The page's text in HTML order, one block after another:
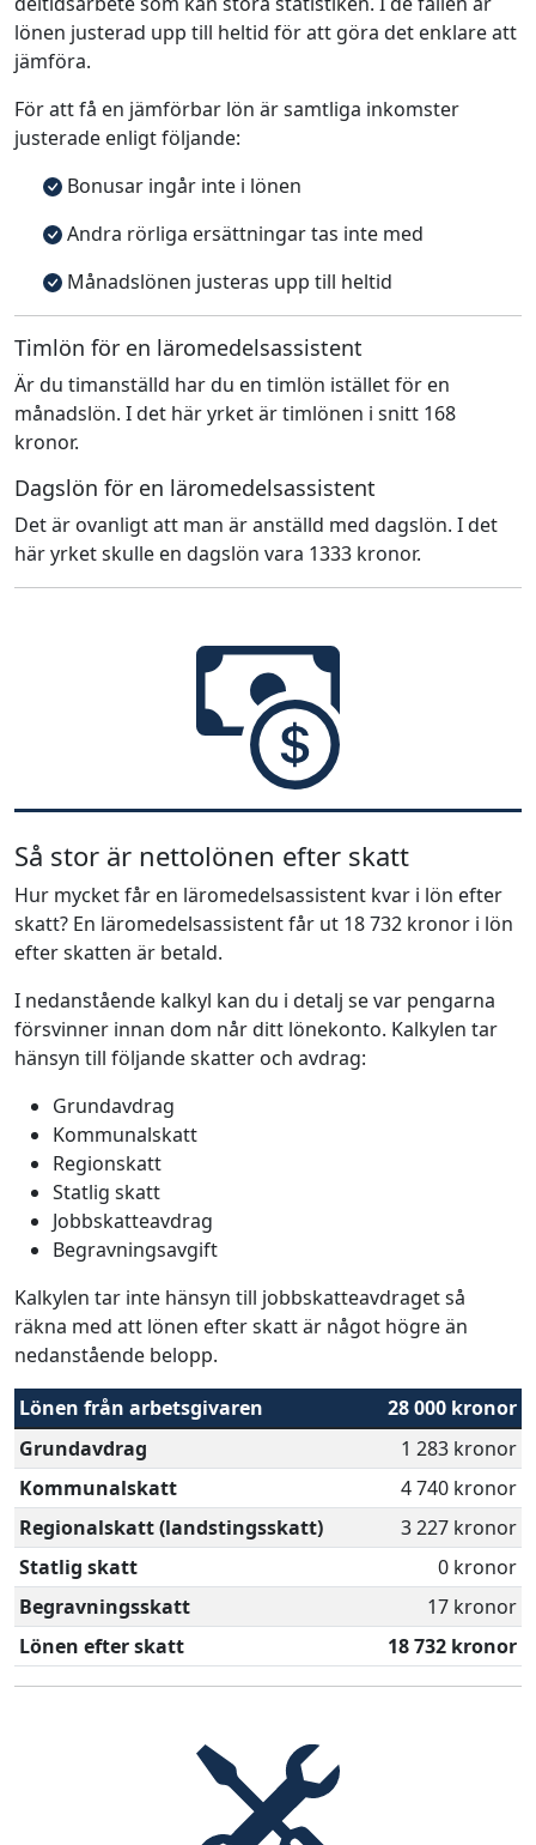
lönen justerad upp till heltid för att göra det enklare att
jämföra.
För att få en jämförbar lön är samtliga inkomster
justerade enligt följande:
Bonusar ingår inte i lönen
Andra rörliga ersättningar tas inte med
Månadslönen justeras upp till heltid
Timlön för en läromedelsassistent
Är du timanställd har du en timlön istället för en
månadslön. I det här yrket är timlönen i snitt 168
kronor.
Dagslön för en läromedelsassistent
Det är ovanligt att man är anställd med dagslön. I det
här yrket skulle en dagslön vara 1333 kronor.
Så stor är nettolönen efter skatt
Hur mycket får en läromedelsassistent kvar i lön efter
skatt? En läromedelsassistent får ut 18 732 kronor i lön
efter skatten är betald.
I nedanstående kalkyl kan du i detalj se var pengarna
försvinner innan dom når ditt lönekonto. Kalkylen tar
hänsyn till följande skatter och avdrag:
Grundavdrag
Kommunalskatt
Regionskatt
Statlig skatt
Jobbskatteavdrag
Begravningsavgift
Kalkylen tar inte hänsyn till jobbskatteavdraget så
räkna med att lönen efter skatt är något högre än
nedanstående belopp.
Lönen från arbetsgivaren
28 000 kronor
Grundavdrag
1 283 kronor
Kommunalskatt
4 740 kronor
Regionalskatt (landstingsskatt)
3 227 kronor
Statlig skatt
0 kronor
Begravningsskatt
17 kronor
Lönen efter skatt
18 732 kronor